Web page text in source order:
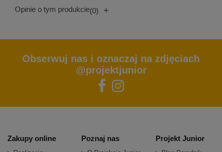
Opinie o tym produkcie(0) +
Obserwuj nas i oznaczaj na zdjęciach
@projektjunior
Zakupy online Poznaj nas Projekt Junior